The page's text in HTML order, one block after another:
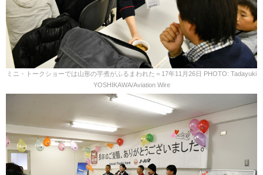
ミニ・トークショーでは山形の芋煮がふるまわれた＝17年11月26日 PHOTO: Tadayuki
YOSHIKAWA/Aviation Wire